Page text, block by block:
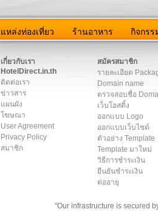
แหล่งท่องเที่ยว ร้านอาหาร กิจกรร
เกี่ยวกับเรา
HotelDirect.in.th
ติดต่อเรา
ข่าวสาร
แผนผัง
โฆษณา
User Agreement
Privacy Policy
สมาชิก
สมัครสมาชิก
รายละเอียด
Domain name
ตรวจสอบชื่อ
เว็บโฮสติ้ง
ออกแบบ Logo
ออกแบบเว็บไซต์
ตัวอย่าง Template
Template มาใหม่
วิธีการชำระเงิน
ยืนยันชำระเงิน
ต่ออายุ
"Our infrastructure is secured